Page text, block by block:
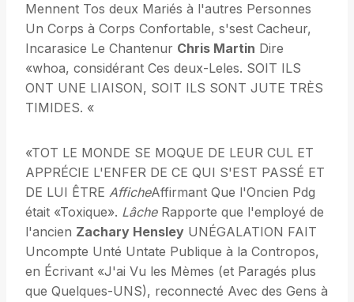
Mennent Tos deux Mariés à l'autres Personnes
Un Corps à Corps Confortable, s'sest Cacheur,
Incarasice Le Chantenur Chris Martin Dire
«whoa, considérant Ces deux-Leles. SOIT ILS
ONT UNE LIAISON, SOIT ILS SONT JUTE TRÈS
TIMIDES. «
«TOT LE MONDE SE MOQUE DE LEUR CUL ET
APPRÉCIE L'ENFER DE CE QUI S'EST PASSÉ ET
DE LUI ÊTRE AfficheAffirmant Que l'Oncien Pdg
était «Toxique». LâcheRapporte que l'employé de
l'ancien Zachary Hensley UNÉGALATION FAIT
Uncompte Unté Untate Publique à la Contropos,
en Écrivant «J'ai Vu les Mèmes (et Paragés plus
que Quelques-UNS), reconnecté Avec des Gens à